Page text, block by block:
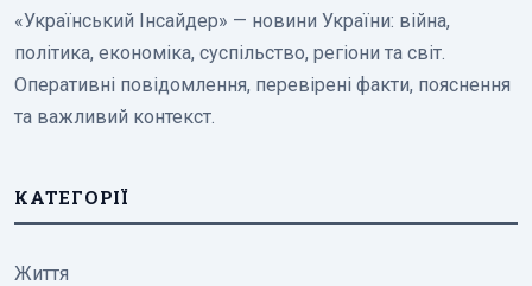
«Український Інсайдер» — новини України: війна,
політика, економіка, суспільство, регіони та світ.
Оперативні повідомлення, перевірені факти, пояснення
та важливий контекст.
КАТЕГОРІЇ
Життя